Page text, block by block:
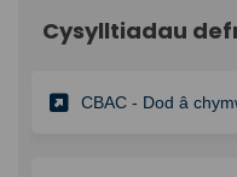
Cysylltiadau
CBAC - Dod â